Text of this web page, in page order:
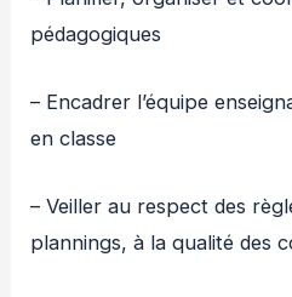
pédagogiques
– Encadrer l’équipe
en classe
– Veiller au respect des
plannings, à la qualité des